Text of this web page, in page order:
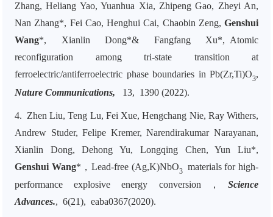
Zhang, Heliang Yao, Yuanhua Xia, Zhipeng Gao, Zheyi An,
Nan Zhang*, Fei Cao, Henghui Cai, Chaobin Zeng, Genshui
Wang*, Xianlin Dong*& Fangfang Xu*, Atomic
reconfiguration among tri-state transition at
ferroelectric/antiferroelectric phase boundaries in Pb(Zr,Ti)O3,
Nature Communications,
13, 1390 (2022).
4. Zhen Liu, Teng Lu, Fei Xue, Hengchang Nie, Ray Withers,
Andrew Studer, Felipe Kremer, Narendirakumar Narayanan,
Xianlin Dong, Dehong Yu, Longqing Chen, Yun Liu*,
Genshui Wang*，Lead-free (Ag,K)NbO3 materials for high-
performance explosive energy conversion， Science
Advances., 6(21), eaba0367(2020).